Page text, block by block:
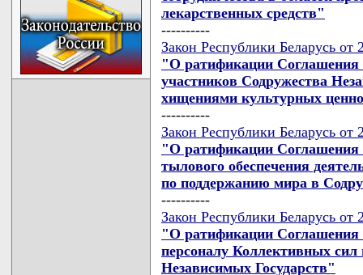
лекарственных средств"
----------
Закон Республики Беларусь
"О ратификации Соглашения
участников Содружества
хищениями культурных
----------
Закон Республики Беларусь
"О ратификации Соглашения
тылового обеспечения
по поддержанию мира в
----------
Закон Республики Беларусь
"О ратификации Соглашения
персоналу Коллективных
Независимых Государств"